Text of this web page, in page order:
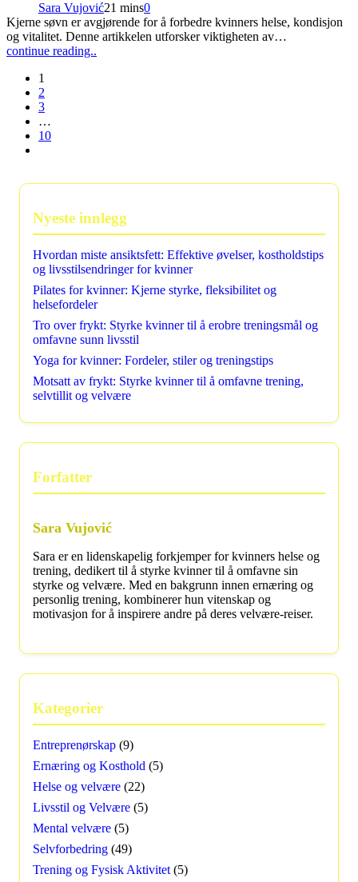
Sara Vujović21 mins0
Kjerne søvn er avgjørende for å forbedre kvinners helse, kondisjon
og vitalitet. Denne artikkelen utforsker viktigheten av…
continue reading..
1
2
3
…
10
Nyeste innlegg
Hvordan miste ansiktsfett: Effektive øvelser, kostholdstips
og livsstilsendringer for kvinner
Pilates for kvinner: Kjerne styrke, fleksibilitet og
helsefordeler
Tro over frykt: Styrke kvinner til å erobre treningsmål og
omfavne sunn livsstil
Yoga for kvinner: Fordeler, stiler og treningstips
Motsatt av frykt: Styrke kvinner til å omfavne trening,
selvtillit og velvære
Forfatter
Sara Vujović
Sara er en lidenskapelig forkjemper for kvinners helse og
trening, dedikert til å styrke kvinner til å omfavne sin
styrke og velvære. Med en bakgrunn innen ernæring og
personlig trening, kombinerer hun vitenskap og
motivasjon for å inspirere andre på deres velvære-reiser.
Kategorier
Entreprenørskap (9)
Ernæring og Kosthold (5)
Helse og velvære (22)
Livsstil og Velvære (5)
Mental velvære (5)
Selvforbedring (49)
Trening og Fysisk Aktivitet (5)